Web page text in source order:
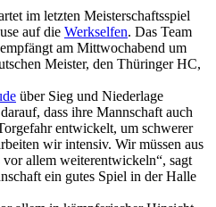
im letzten Meisterschaftsspiel
auf die Werkselfen. Das Team
am Mittwochabend um
Meister, den Thüringer HC,
über Sieg und Niederlage
dass ihre Mannschaft auch
entwickelt, um schwerer
wir intensiv. Wir müssen aus
allem weiterentwickeln“, sagt
ein gutes Spiel in der Halle